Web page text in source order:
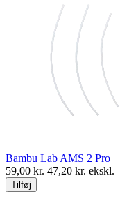
Bambu Lab AMS 2 Pro
59,00 kr. 47,20 kr. ekskl.
Tilføj